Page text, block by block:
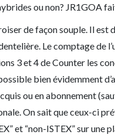
ou non? JR1GOA
de façon souple. Il
Le comptage de
3 et 4 de Counter les
bien évidemment
ou en abonnement
On sait que ceux-ci
et “non-ISTEX” sur